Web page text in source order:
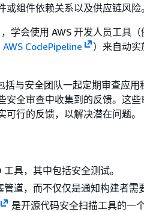
组件依赖关系以及供应链风险。
，学会使用 AWS 开发人员工具（
AWS CodePipeline
）来自动
括与安全团队一起定期审查应
安全审查中收集到的反馈。这
行的反馈，以解决潜在问题。
具，其中包括安全测试。
道，而不仅仅是通知构建者需
是开源代码安全扫描工具的一个